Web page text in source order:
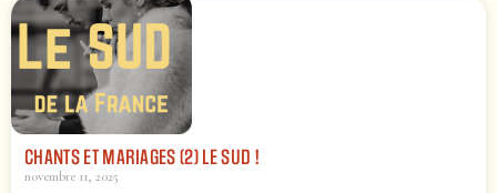
CHANTS ET MARIAGES (2) LE SUD !
novembre 11, 2025